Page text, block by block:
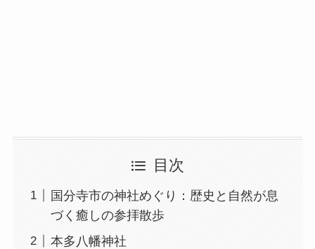
目次
国分寺市の神社めぐり：歴史と自然が息
づく癒しの参拝散歩
本多八幡神社